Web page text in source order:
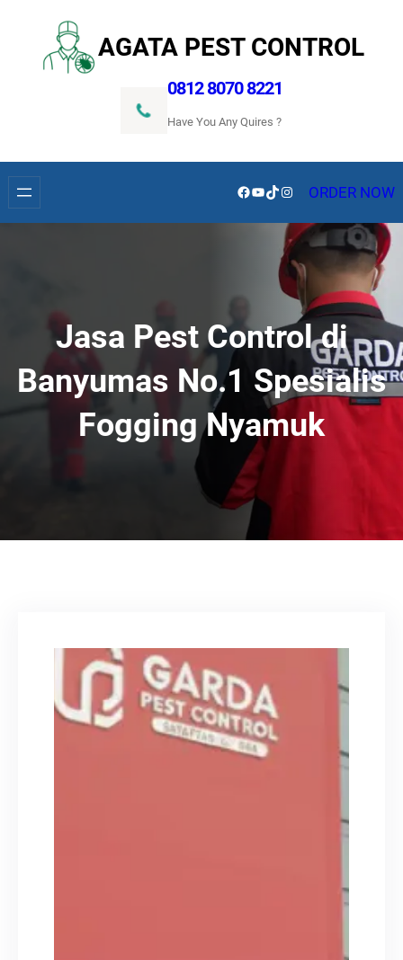
konten
AGATA PEST CONTROL
0812 8070 8221
Have You Any Quires ?
Facebook
YouTube
TikTokInstagram
ORDER NOW
Jasa Pest Control di
Banyumas No.1 Spesialis
Fogging Nyamuk